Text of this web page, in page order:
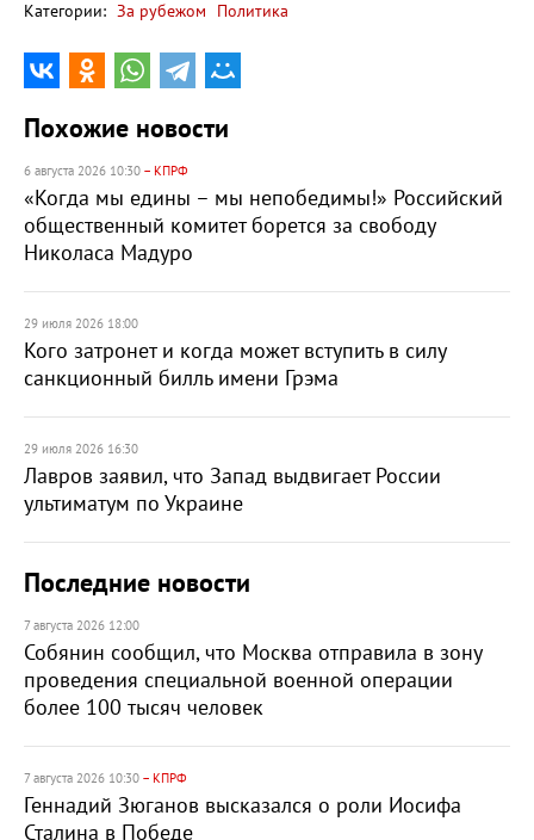
Категории: За рубежом Политика
Похожие новости
6 августа 2026 10:30 – КПРФ
«Когда мы едины – мы непобедимы!» Российский
общественный комитет борется за свободу
Николаса Мадуро
29 июля 2026 18:00
Кого затронет и когда может вступить в силу
санкционный билль имени Грэма
29 июля 2026 16:30
Лавров заявил, что Запад выдвигает России
ультиматум по Украине
Последние новости
7 августа 2026 12:00
Собянин сообщил, что Москва отправила в зону
проведения специальной военной операции
более 100 тысяч человек
7 августа 2026 10:30 – КПРФ
Геннадий Зюганов высказался о роли Иосифа
Сталина в Победе